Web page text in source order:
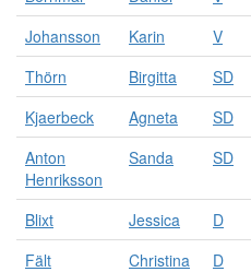
Johansson
Karin V
Thörn
Birgitta SD
Kjaerbeck
Agneta SD
Anton
Henriksson
Sanda SD
Blixt Jessica D
Fält
Christina D